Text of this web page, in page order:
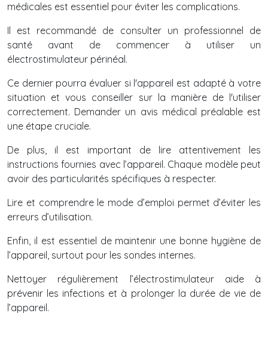
médicales est essentiel pour éviter les complications.
Il est recommandé de consulter un professionnel de
santé avant de commencer à utiliser un
électrostimulateur périnéal.
Ce dernier pourra évaluer si l'appareil est adapté à votre
situation et vous conseiller sur la manière de l'utiliser
correctement. Demander un avis médical préalable est
une étape cruciale.
De plus, il est important de lire attentivement les
instructions fournies avec l’appareil. Chaque modèle peut
avoir des particularités spécifiques à respecter.
Lire et comprendre le mode d’emploi permet d’éviter les
erreurs d’utilisation.
Enfin, il est essentiel de maintenir une bonne hygiène de
l’appareil, surtout pour les sondes internes.
Nettoyer régulièrement l’électrostimulateur aide à
prévenir les infections et à prolonger la durée de vie de
l’appareil.